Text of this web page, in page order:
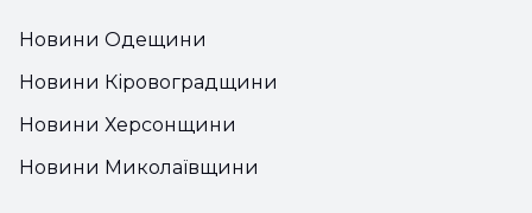
Новини Одещини
Новини Кіровоградщини
Новини Херсонщини
Новини Миколаївщини